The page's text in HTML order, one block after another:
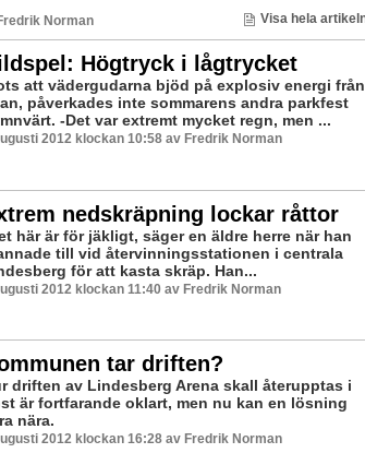
Norman Visa hela
Högtryck i lågtrycket
att vädergudarna bjöd på explosiv energi från
påverkades inte sommarens andra parkfest
-Det var extremt mycket regn, men ...
2012 klockan 10:58 av Fredrik Norman
nedskräpning lockar råttor
här är för jäkligt, säger en äldre herre när han
till vid återvinningsstationen i centrala
för att kasta skräp. Han...
2012 klockan 11:40 av Fredrik Norman
tar driften?
driften av Lindesberg Arena skall återupptas i
är fortfarande oklart, men nu kan en lösning
nära.
2012 klockan 16:28 av Fredrik Norman